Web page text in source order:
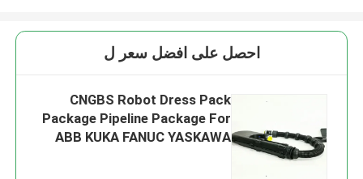
احصل على افضل سعر ل
CNGBS Robot Dress Pack
Package Pipeline Package For
ABB KUKA FANUC YASKAWA